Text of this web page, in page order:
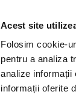
Acest site
Folosim cookie-
pentru a analiza
analize informații
informații oferite